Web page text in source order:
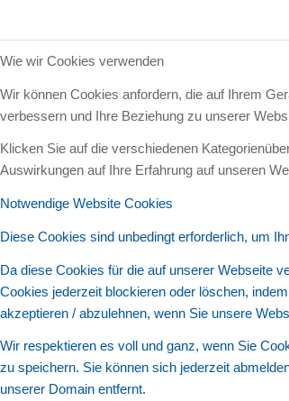
Wie wir Cookies verwenden
Wir können Cookies anfordern, die auf Ihrem
verbessern und Ihre Beziehung zu unserer
Klicken Sie auf die verschiedenen
Auswirkungen auf Ihre Erfahrung auf unseren
Notwendige Website Cookies
Diese Cookies sind unbedingt erforderlich, um
Da diese Cookies für die auf unserer Webseite
Cookies jederzeit blockieren oder löschen,
akzeptieren / abzulehnen, wenn Sie unsere
Wir respektieren es voll und ganz, wenn Sie
zu speichern. Sie können sich jederzeit
unserer Domain entfernt.